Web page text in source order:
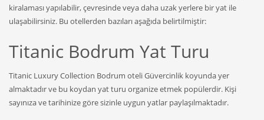
kiralaması yapılabilir, çevresinde veya daha uzak yerlere bir yat ile
ulaşabilirsiniz. Bu otellerden bazıları aşağıda belirtilmiştir:
Titanic Bodrum Yat Turu
Titanic Luxury Collection Bodrum oteli Güvercinlik koyunda yer
almaktadır ve bu koydan yat turu organize etmek popülerdir. Kişi
sayınıza ve tarihinize göre sizinle uygun yatlar paylaşılmaktadır.